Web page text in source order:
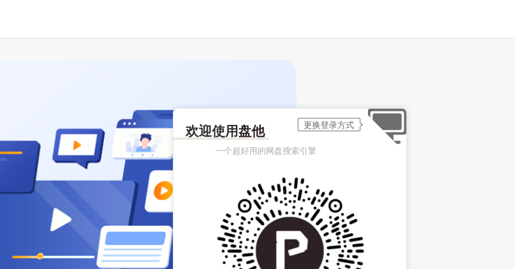
欢迎使用盘他
一个超好用的网盘搜索引擎